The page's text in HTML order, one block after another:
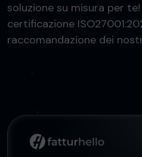
soluzione su misura per
certificazione
raccomandazione dei